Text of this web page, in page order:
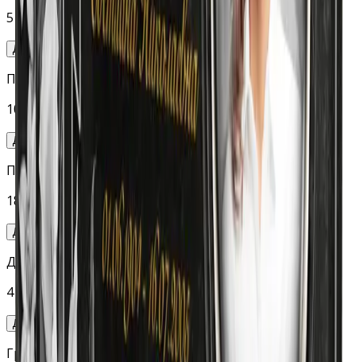
5 000 руб.
Добавить
Портрет (гравировка станок)
10 000 руб.
Добавить
Портрет (ручная гравировка, 24×30)
18 000 руб.
Добавить
Доп. изображения (гравировка станок)
4 000 руб.
Добавить
Гравировка на обратной стороне стелы